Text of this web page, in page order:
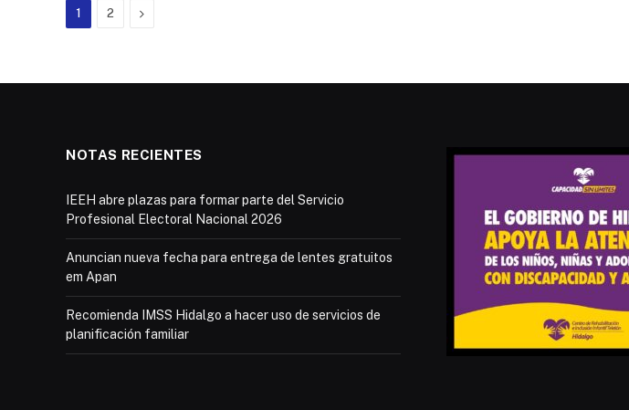
1 2 Next
NOTAS RECIENTES
IEEH abre plazas para formar parte del Servicio
Profesional Electoral Nacional 2026
Anuncian nueva fecha para entrega de lentes gratuitos
em Apan
Recomienda IMSS Hidalgo a hacer uso de servicios de
planificación familiar